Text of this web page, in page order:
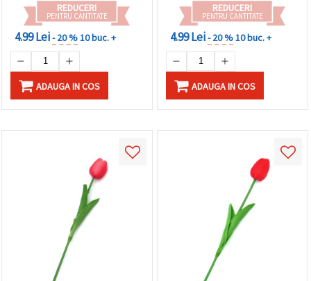
REDUCERI
PENTRU CANTITATE
4.99 Lei- 20 %10 buc. +
ADAUGA IN COS
REDUCERI
PENTRU CANTITATE
4.99 Lei- 20 %10 buc. +
ADAUGA IN COS